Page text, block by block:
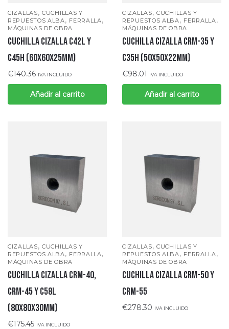
CIZALLAS,CUCHILLAS Y
REPUESTOS ALBA, FERRALLA,
MÁQUINAS DE OBRA
CUCHILLA CIZALLA C42L Y
C45H (60x60x25mm)
€140.36 IVA INCLUIDO
Añadir al carrito
CIZALLAS,CUCHILLAS Y
REPUESTOS ALBA, FERRALLA,
MÁQUINAS DE OBRA
CUCHILLA CIZALLA CRM-35 Y
C35H (50x50x22mm)
€98.01 IVA INCLUIDO
Añadir al carrito
CIZALLAS,CUCHILLAS Y
REPUESTOS ALBA, FERRALLA,
MÁQUINAS DE OBRA
CUCHILLA CIZALLA CRM-40,
CRM-45 Y C58L
(80x80x30mm)
€175.45 IVA INCLUIDO
CIZALLAS,CUCHILLAS Y
REPUESTOS ALBA, FERRALLA,
MÁQUINAS DE OBRA
CUCHILLA CIZALLA CRM-50 Y
CRM-55
€278.30 IVA INCLUIDO